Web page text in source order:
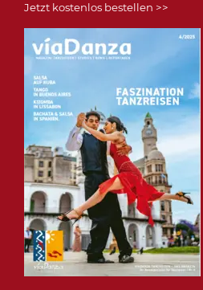
Jetzt kostenlos bestellen >>